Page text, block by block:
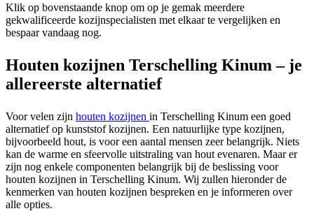
Klik op bovenstaande knop om op je gemak meerdere
gekwalificeerde kozijnspecialisten met elkaar te vergelijken en
bespaar vandaag nog.
Houten kozijnen Terschelling Kinum – je
allereerste alternatief
Voor velen zijn houten kozijnen in Terschelling Kinum een goed
alternatief op kunststof kozijnen. Een natuurlijke type kozijnen,
bijvoorbeeld hout, is voor een aantal mensen zeer belangrijk. Niets
kan de warme en sfeervolle uitstraling van hout evenaren. Maar er
zijn nog enkele componenten belangrijk bij de beslissing voor
houten kozijnen in Terschelling Kinum. Wij zullen hieronder de
kenmerken van houten kozijnen bespreken en je informeren over
alle opties.